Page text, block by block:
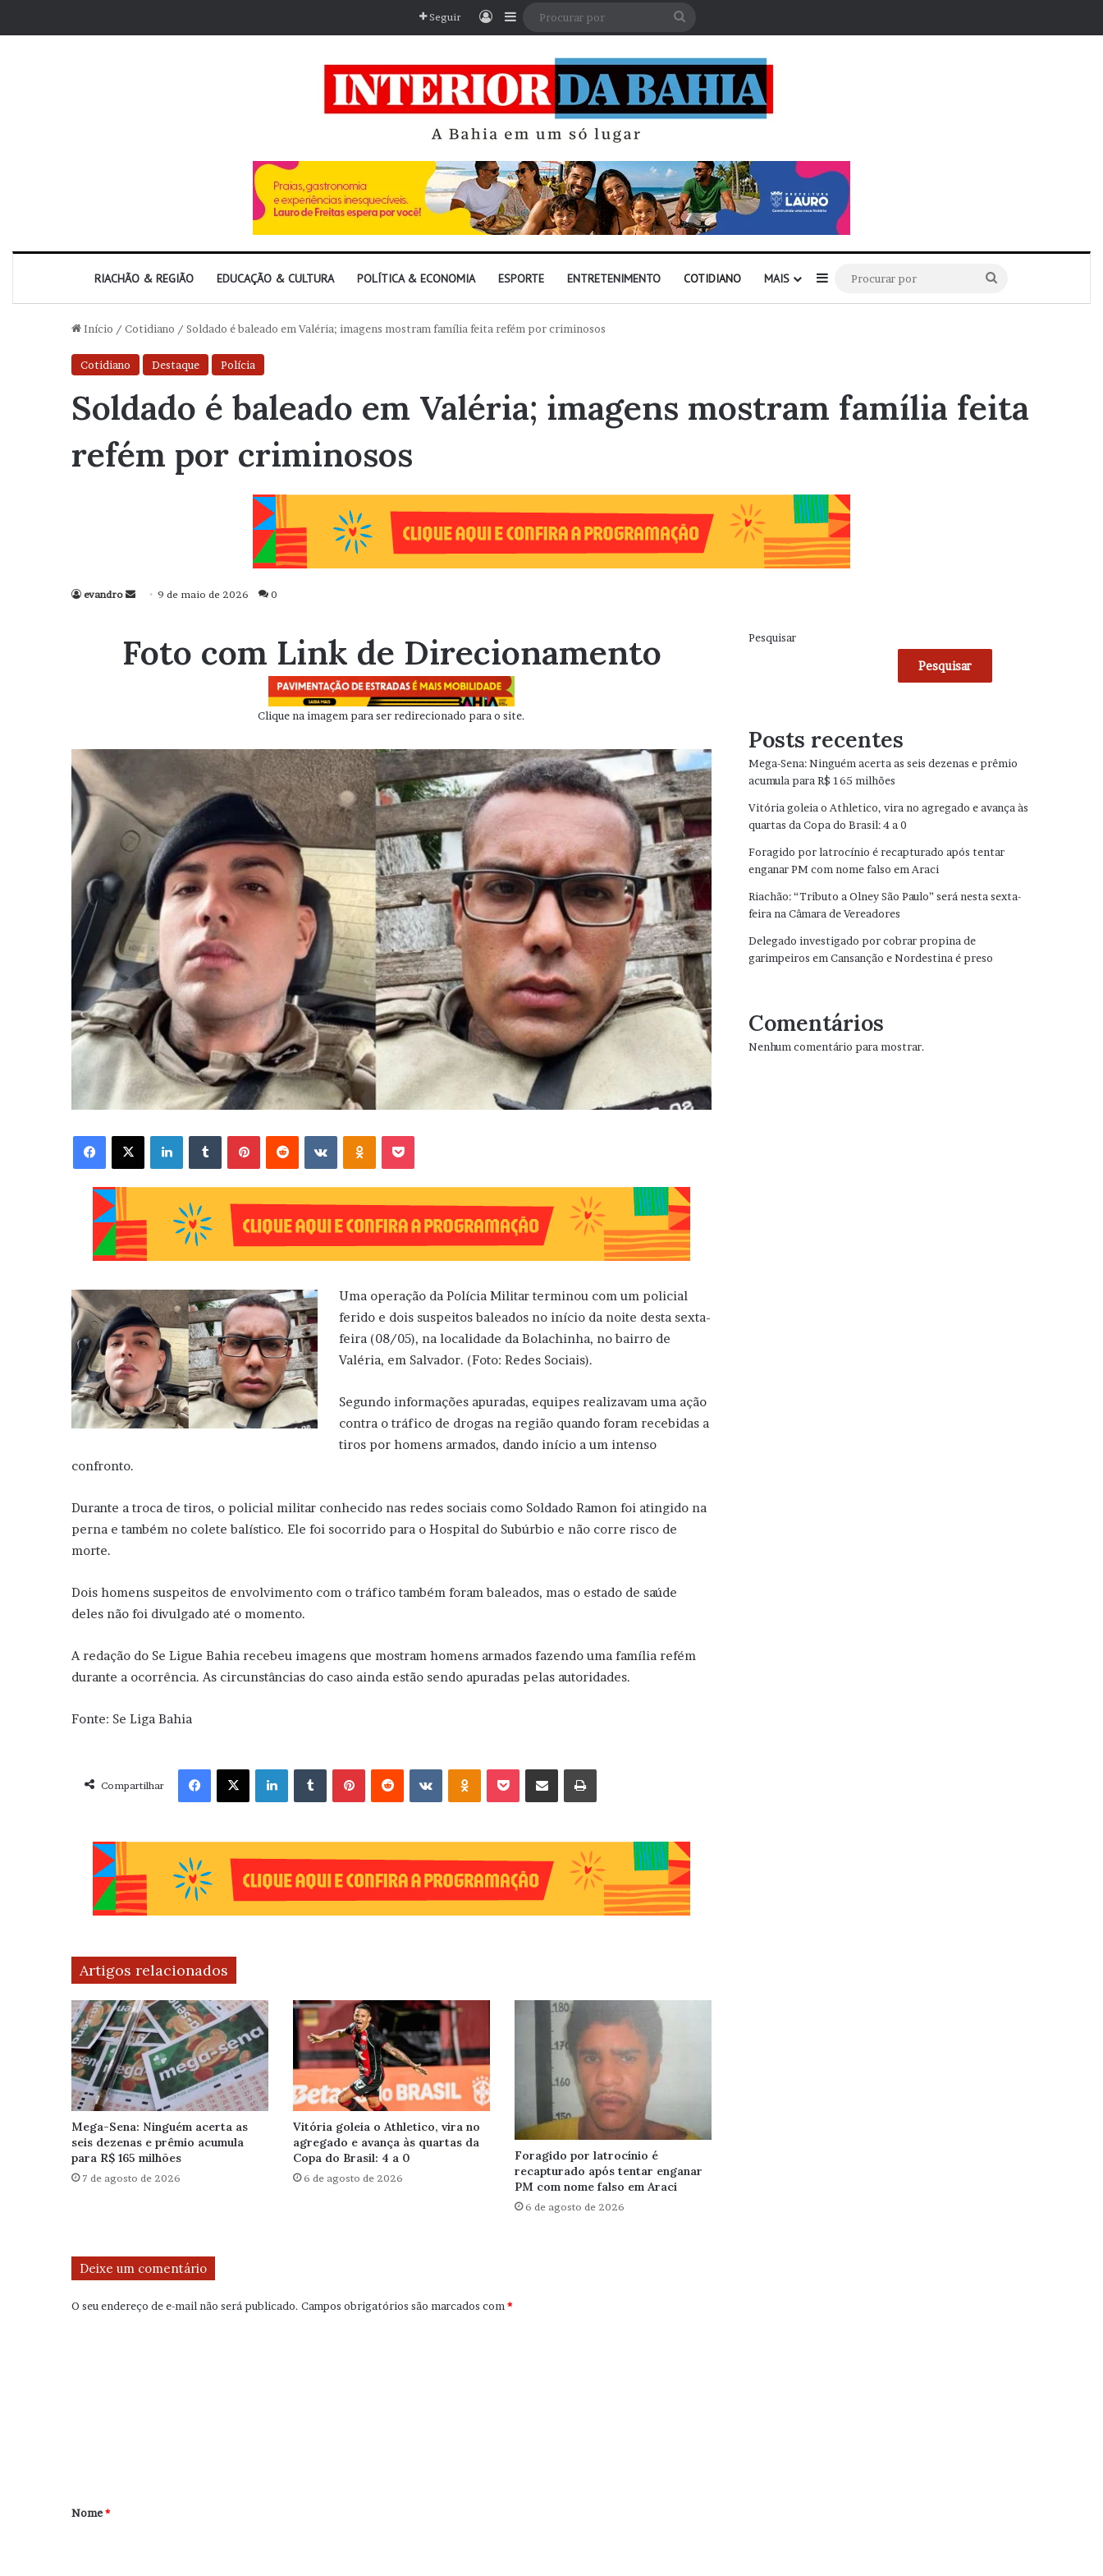
Seguir EntrarBarra Lateral
RIACHÃO & REGIÃO EDUCAÇÃO & CULTURA POLÍTICA & ECONOMIA ESPORTE ENTRETENIMENTO COTIDIANO MAIS Barra Lateral
por
Início / Cotidiano / Soldado é baleado em Valéria; imagens mostram família feita refém por criminosos
Cotidiano Destaque Polícia
Soldado é baleado em Valéria; imagens mostram família feita
refém por criminosos
evandro
Mande
mail
9 de maio de 2026 0
Foto com Link de Direcionamento
Clique na imagem para ser redirecionado para o site.
Facebook X Linkedin VK OK
Uma operação da Polícia Militar terminou com um policial
ferido e dois suspeitos baleados no início da noite desta sexta-
feira (08/05), na localidade da Bolachinha, no bairro de
Valéria, em Salvador. (Foto: Redes Sociais).
Segundo informações apuradas, equipes realizavam uma ação
contra o tráfico de drogas na região quando foram recebidas a
tiros por homens armados, dando início a um intenso
confronto.
Durante a troca de tiros, o policial militar conhecido nas redes sociais como Soldado Ramon foi atingido na
perna e também no colete balístico. Ele foi socorrido para o Hospital do Subúrbio e não corre risco de
morte.
Dois homens suspeitos de envolvimento com o tráfico também foram baleados, mas o estado de saúde
deles não foi divulgado até o momento.
A redação do Se Ligue Bahia recebeu imagens que mostram homens armados fazendo uma família refém
durante a ocorrência. As circunstâncias do caso ainda estão sendo apuradas pelas autoridades.
Fonte: Se Liga Bahia
Compartilhar
Facebook X Linkedin VK OK
Artigos relacionados
Mega-Sena: Ninguém acerta as
seis dezenas e prêmio acumula
para R$ 165 milhões
7 de agosto de 2026
Vitória goleia o Athletico, vira no
agregado e avança às quartas da
Copa do Brasil: 4 a 0
6 de agosto de 2026
Foragido por latrocínio é
recapturado após tentar enganar
PM com nome falso em Araci
6 de agosto de 2026
Deixe um comentário
O seu endereço de e-mail não será publicado. Campos obrigatórios são marcados com*
r
Nome*
Pesquisar
Pesquisar
Posts recentes
Mega-Sena: Ninguém acerta as seis dezenas e prêmio
acumula para R$ 165 milhões
Vitória goleia o Athletico, vira no agregado e avança às
quartas da Copa do Brasil: 4 a 0
Foragido por latrocínio é recapturado após tentar
enganar PM com nome falso em Araci
Riachão: “Tributo a Olney São Paulo” será nesta sexta-
feira na Câmara de Vereadores
Delegado investigado por cobrar propina de
garimpeiros em Cansanção e Nordestina é preso
Comentários
Nenhum comentário para mostrar.